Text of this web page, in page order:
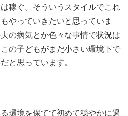
稼ぐ。そういうスタイルでこれ
やっていきたいと思っていま
の病気とか色々な事情で状況は
の子どもがまだ小さい環境下で
と思っています。
環境を保てて初めて穏やかに過